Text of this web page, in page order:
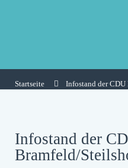
Startseite Infostand der
Infostand der
Bramfeld/